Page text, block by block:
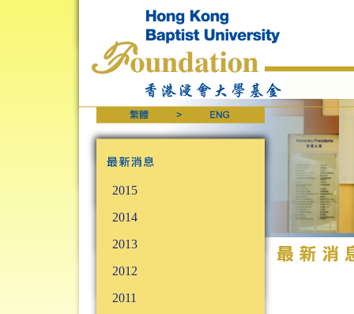
2015
2014
2013
2012
2011